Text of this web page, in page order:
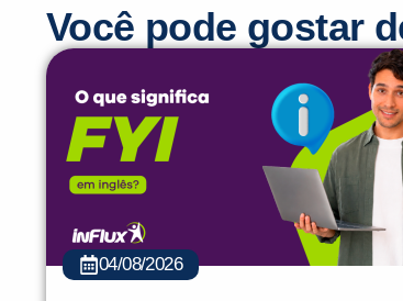
Você pode gostar
04/08/2026